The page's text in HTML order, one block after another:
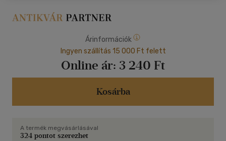
Árinformációk
Ingyen szállítás 15 000 Ft felett
Online ár: 3 240 Ft
Kosárba
A termék megvásárlásával
324 pontot szerezhet